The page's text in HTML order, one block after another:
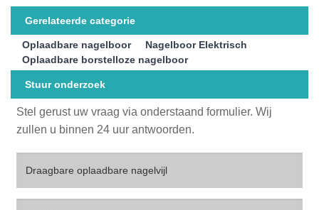
Gerelateerde categorie
Oplaadbare nagelboor
Nagelboor Elektrisch
Oplaadbare borstelloze nagelboor
Stuur onderzoek
Stel gerust uw vraag via onderstaand formulier. Wij
zullen u binnen 24 uur antwoorden.